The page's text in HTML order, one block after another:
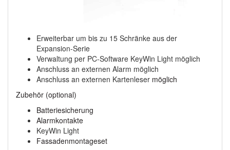
Erweiterbar um bis zu 15 Schränke aus der
Expansion-Serie
Verwaltung per PC-Software KeyWin Light möglich
Anschluss an externen Alarm möglich
Anschluss an externen Kartenleser möglich
Zubehör (optional)
Batteriesicherung
Alarmkontakte
KeyWin Light
Fassadenmontageset